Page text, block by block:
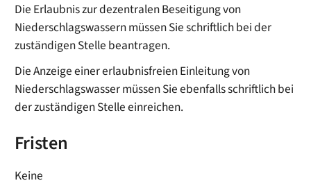
Die Erlaubnis zur dezentralen Beseitigung von
Niederschlagswassern müssen Sie schriftlich bei der
zuständigen Stelle beantragen.
Die Anzeige einer erlaubnisfreien Einleitung von
Niederschlagswasser müssen Sie ebenfalls schriftlich bei
der zuständigen Stelle einreichen.
Fristen
Keine